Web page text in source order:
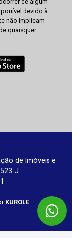
de algum
devido à
não implicam
quaisquer
de Imóveis e
J
KUROLE